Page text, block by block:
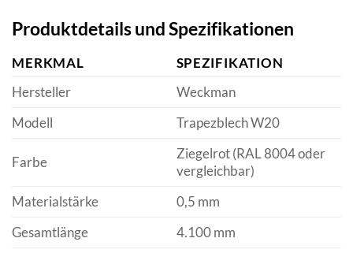
Produktdetails und Spezifikationen
MERKMAL
SPEZIFIKATION
Hersteller
Weckman
Modell
Trapezblech W20
Farbe
Ziegelrot (RAL 8004 oder
vergleichbar)
Materialstärke
0,5 mm
Gesamtlänge
4.100 mm